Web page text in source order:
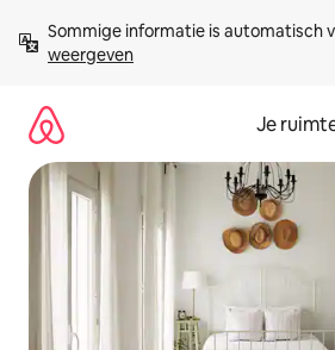
direct
naar
Sommige informatie is automatisch
weergeven
Je